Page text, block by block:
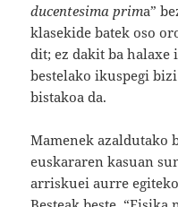
ducentesima prima”
klasekide batek oso
dit; ez dakit ba halaxe
bestelako ikuspegi
bistakoa da.
Mamenek azaldutako
euskararen kasuan
arriskuei aurre